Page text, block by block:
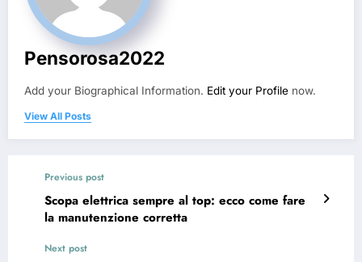
Pensorosa2022
Add your Biographical Information. Edit your Profile now.
View All Posts
Previous post
Scopa elettrica sempre al top: ecco come fare
la manutenzione corretta
Next post